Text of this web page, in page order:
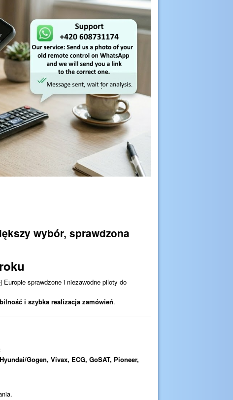
wybór, sprawdzona
Europie sprawdzone i niezawodne piloty do
i szybka realizacja zamówień.
Gogen, Vivax, ECG, GoSAT, Pioneer,